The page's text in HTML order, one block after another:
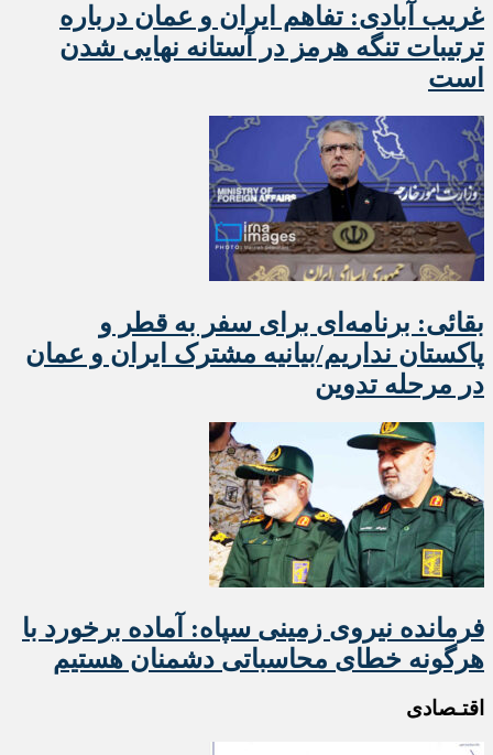
غریب آبادی: تفاهم ایران و عمان درباره
ترتیبات تنگه هرمز در آستانه نهایی شدن
است
بقائی: برنامه‌ای برای سفر به قطر و
پاکستان نداریم/بیانیه مشترک ایران و عمان
در مرحله تدوین
فرمانده نیروی زمینی سپاه: آماده برخورد با
هرگونه خطای محاسباتی دشمنان هستیم
اقتـصادی